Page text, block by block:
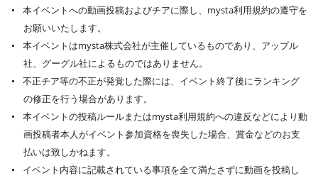
本イベントへの動画投稿およびチアに際し、mysta利用規約の遵守を
お願いいたします。
本イベントはmysta株式会社が主催しているものであり、アップル
社、グーグル社によるものではありません。
不正チア等の不正が発覚した際には、イベント終了後にランキング
の修正を行う場合があります。
本イベントの投稿ルールまたはmysta利用規約への違反などにより動
画投稿者本人がイベント参加資格を喪失した場合、賞金などのお支
払いは致しかねます。
イベント内容に記載されている事項を全て満たさずに動画を投稿し